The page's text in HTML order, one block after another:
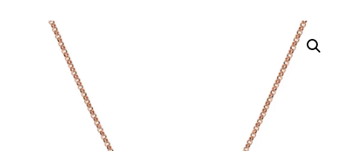
BIŻUTERIA
ZEGARKI
AKCESORIA